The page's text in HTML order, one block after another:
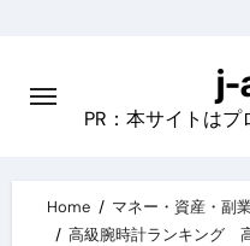
content
j-
PR：本サイトは
Home
マネー・資産・副
高級腕時計ランキング